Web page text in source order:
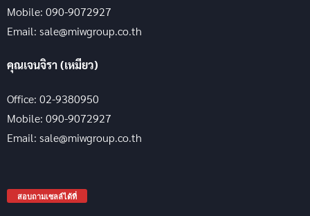
Mobile: 090-9072927
Email: sale@miwgroup.co.th
คุณเจนจิรา (เหมียว)
Office: 02-9380950
Mobile: 090-9072927
Email: sale@miwgroup.co.th
สอบถามเซลล์ได้ที่